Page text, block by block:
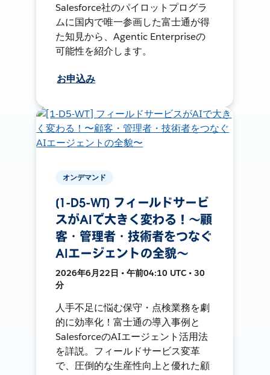
Salesforce社のパイロットプログラ
ムに国内で唯一参画した富士通が得
た知見から、Agentic Enterpriseの
可能性を紹介します。
お申込み
オンデマンド
[1-D5-WT] フィールドサービ
スがAIで大きく変わる！〜顧
客・管理者・技術者をつなぐ
AIエージェントの全貌〜
2026年6月22日 • 午前04:10 UTC • 30
分
人手不足に悩む保守・点検業務を劇
的に効率化！富士通の導入事例と
SalesforceのAIエージェント活用法
を詳説。フィールドサービス変革
で、圧倒的な生産性向上と優れた顧